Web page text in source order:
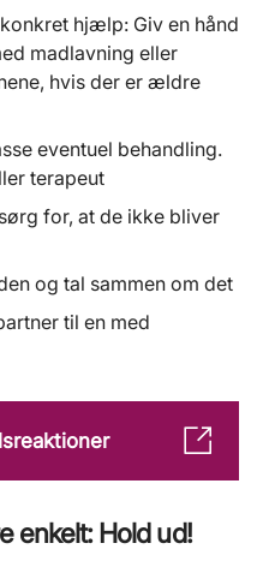
hjælp: Giv en hånd
madlavning eller
hvis der er ældre
eventuel behandling.
terapeut
for, at de ikke bliver
og tal sammen om det
til en med
enkelt: Hold ud!